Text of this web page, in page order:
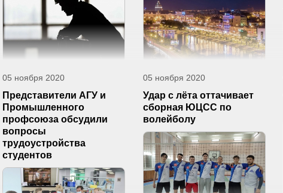
05 ноября 2020
Представители АГУ и
Промышленного
профсоюза обсудили
вопросы
трудоустройства
студентов
05 ноября 2020
Удар с лёта оттачивает
сборная ЮЦСС по
волейболу